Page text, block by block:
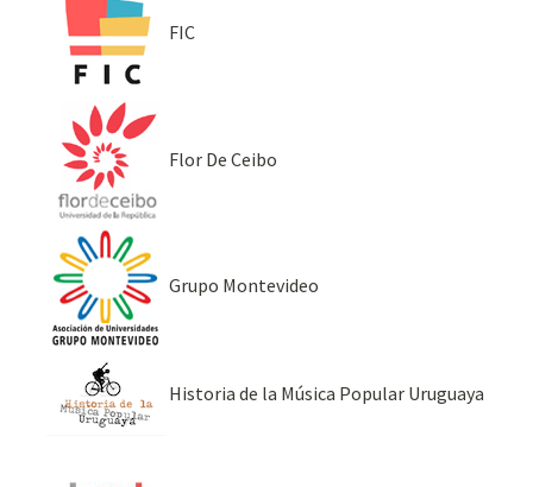
FIC
Flor De Ceibo
Grupo Montevideo
Historia de la Música Popular Uruguaya